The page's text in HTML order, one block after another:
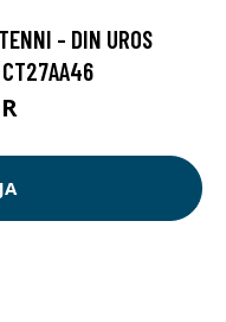
- DIN UROS